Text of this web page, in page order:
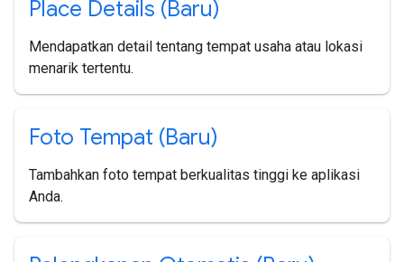
Place Details (Baru)
Mendapatkan detail tentang tempat usaha atau lokasi
menarik tertentu.
Foto Tempat (Baru)
Tambahkan foto tempat berkualitas tinggi ke aplikasi
Anda.